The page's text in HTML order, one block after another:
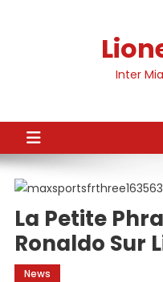
Inter
La Petite
Ronaldo Sur
News